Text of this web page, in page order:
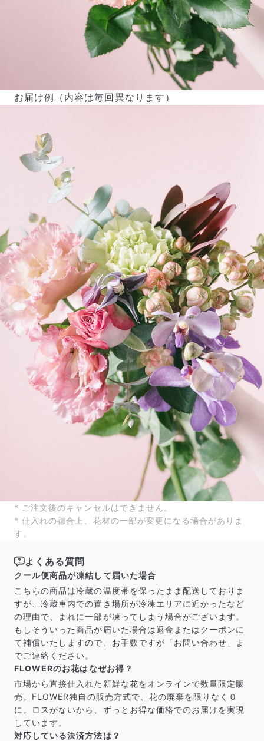
ご注文後一定時間内であればキャンセル可能です。
お届け例（内容は毎回異なります）
* ご注文後のキャンセルはできません。
* 仕入れの都合上、花材の一部が変更になる場合がありま
す。
よくある質問
クール便商品が凍結して届いた場合
こちらの商品は冷蔵の温度帯を保ったまま配送しておりま
すが、冷蔵車内での置き場所が冷凍エリアに近かったなど
の理由で、まれに一部が凍ってしまう場合がございます。
もしそういった商品が届いた場合は返金またはクーポンに
て補償いたしますので、お手数ですが「お問い合わせ」ま
でご連絡ください。
FLOWERのお花はなぜお得？
市場から直接仕入れた新鮮な花をオンラインで数量限定販
売。FLOWER独自の販売方式で、花の廃棄を限りなく０
に。ロスがないから、ずっとお得な価格でのお届けを実現
しています。
対応している決済方法は？